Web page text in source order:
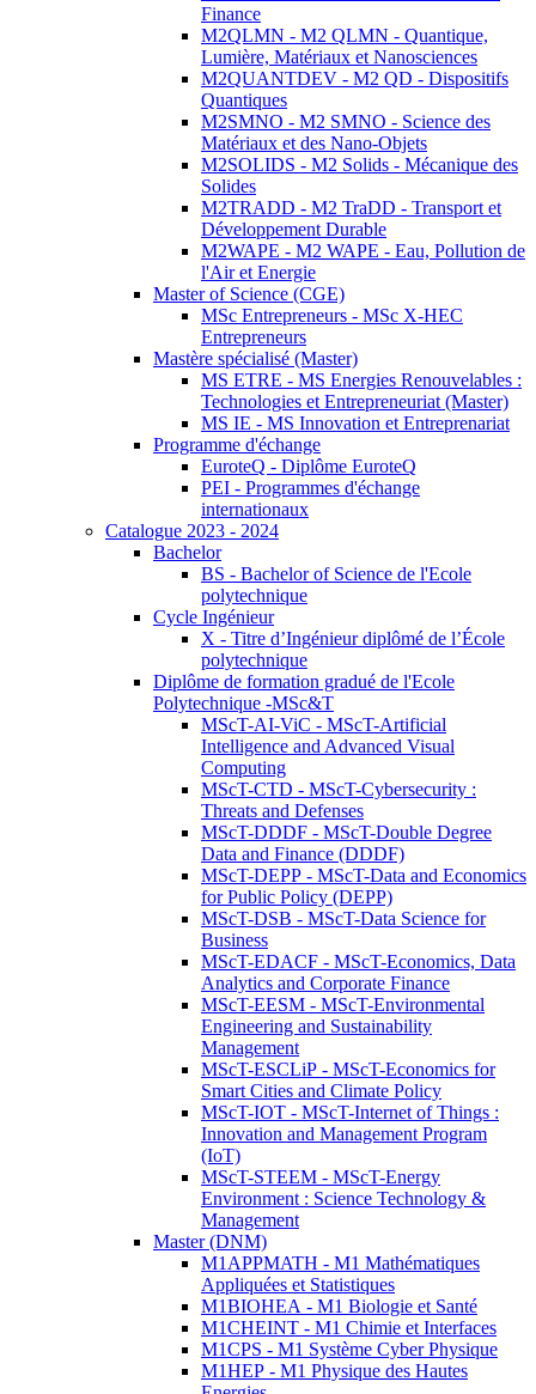
Finance
M2QLMN - M2 QLMN - Quantique,
Lumière, Matériaux et Nanosciences
M2QUANTDEV - M2 QD - Dispositifs
Quantiques
M2SMNO - M2 SMNO - Science des
Matériaux et des Nano-Objets
M2SOLIDS - M2 Solids - Mécanique des
Solides
M2TRADD - M2 TraDD - Transport et
Développement Durable
M2WAPE - M2 WAPE - Eau, Pollution de
l'Air et Energie
Master of Science (CGE)
MSc Entrepreneurs - MSc X-HEC
Entrepreneurs
Mastère spécialisé (Master)
MS ETRE - MS Energies Renouvelables :
Technologies et Entrepreneuriat (Master)
MS IE - MS Innovation et Entreprenariat
Programme d'échange
EuroteQ - Diplôme EuroteQ
PEI - Programmes d'échange
internationaux
Catalogue 2023 - 2024
Bachelor
BS - Bachelor of Science de l'Ecole
polytechnique
Cycle Ingénieur
X - Titre d’Ingénieur diplômé de l’École
polytechnique
Diplôme de formation gradué de l'Ecole
Polytechnique -MSc&T
MScT-AI-ViC - MScT-Artificial
Intelligence and Advanced Visual
Computing
MScT-CTD - MScT-Cybersecurity :
Threats and Defenses
MScT-DDDF - MScT-Double Degree
Data and Finance (DDDF)
MScT-DEPP - MScT-Data and Economics
for Public Policy (DEPP)
MScT-DSB - MScT-Data Science for
Business
MScT-EDACF - MScT-Economics, Data
Analytics and Corporate Finance
MScT-EESM - MScT-Environmental
Engineering and Sustainability
Management
MScT-ESCLiP - MScT-Economics for
Smart Cities and Climate Policy
MScT-IOT - MScT-Internet of Things :
Innovation and Management Program
(IoT)
MScT-STEEM - MScT-Energy
Environment : Science Technology &
Management
Master (DNM)
M1APPMATH - M1 Mathématiques
Appliquées et Statistiques
M1BIOHEA - M1 Biologie et Santé
M1CHEINT - M1 Chimie et Interfaces
M1CPS - M1 Système Cyber Physique
M1HEP - M1 Physique des Hautes